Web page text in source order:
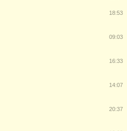
18:53
09:03
16:33
14:07
20:37